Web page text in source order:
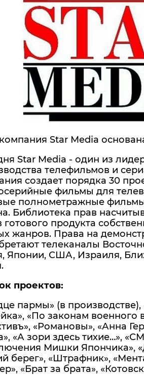
Star Media
Star Media - один из
телефильмов и
создает порядка 30
фильмы для
полнометражные
Библиотека прав
готового продукта
жанров. Права на
телеканалы
Японии, США, Израиля,
проектов:
пармы» (в производстве),
«По законам военного
«Романовы», «Анна
«А зори здесь тихие…»,
Мишки Япончика»,
берег», «Штрафник»,
«Брат за брата»,